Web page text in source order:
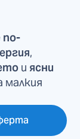
по-
,
и ясни
малкия